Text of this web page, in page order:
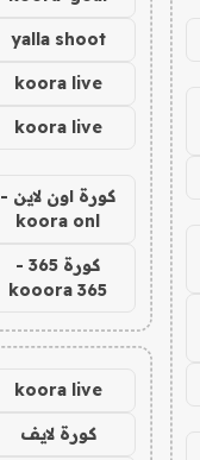
yalla shoot
koora live
koora live
كورة اون لاين -
koora onl
كورة 365 -
kooora 365
koora live
كورة لايف